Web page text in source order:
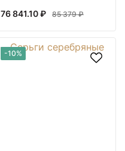
76 841.10 ₽ 85 379 ₽
-10%